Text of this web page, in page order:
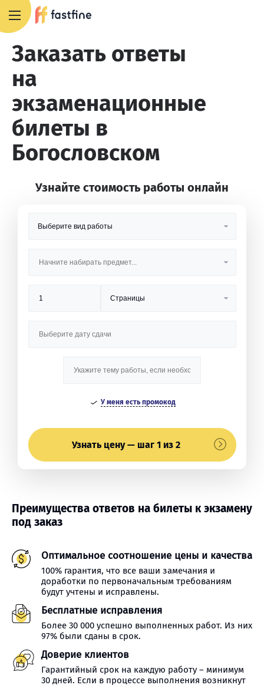
Заказать ответы
на
экзаменационные
билеты в
Богословском
Узнайте стоимость работы онлайн
У меня есть промокод
Узнать цену — шаг 1 из 2
Преимущества ответов на билеты к экзамену
под заказ
Оптимальное соотношение цены и качества
100% гарантия, что все ваши замечания и
доработки по первоначальным требованиям
будут учтены и исправлены.
Бесплатные исправления
Более 30 000 успешно выполненных работ. Из них
97% были сданы в срок.
Доверие клиентов
Гарантийный срок на каждую работу – минимум
30 дней. Если в процессе выполнения возникнут